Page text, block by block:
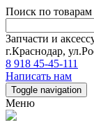
Поиск по товарам
Запчасти и
г.Краснодар,
8 918 45-45-111
Написать нам
Toggle navigation
Меню